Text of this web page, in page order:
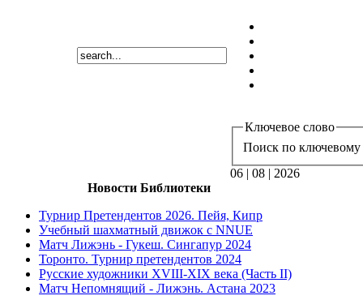
Ключевое слово
Поиск по ключевому
06 | 08 | 2026
Новости Библиотеки
Турнир Претендентов 2026. Пейя, Кипр
Учебный шахматный движок с NNUE
Матч Лижэнь - Гукеш. Сингапур 2024
Торонто. Турнир претендентов 2024
Русские художники XVIII-XIX века (Часть II)
Матч Непомнящий - Лижэнь. Астана 2023